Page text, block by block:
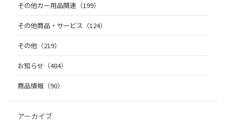
その他カー用品関連（199）
その他商品・サービス（124）
その他（219）
お知らせ（484）
商品情報（90）
アーカイブ